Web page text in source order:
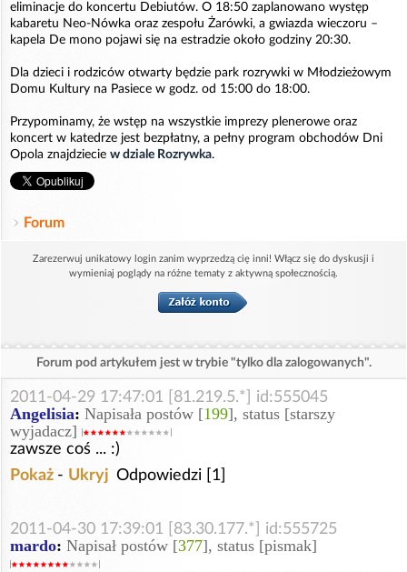
eliminacje do koncertu Debiutów. O 18:50 zaplanowano występ
kabaretu Neo-Nówka oraz zespołu Żarówki, a gwiazda wieczoru –
kapela De mono pojawi się na estradzie około godziny 20:30.
Dla dzieci i rodziców otwarty będzie park rozrywki w Młodzieżowym
Domu Kultury na Pasiece w godz. od 15:00 do 18:00.
Przypominamy, że wstęp na wszystkie imprezy plenerowe oraz
koncert w katedrze jest bezpłatny, a pełny program obchodów Dni
Opola znajdziecie w dziale Rozrywka.
Forum
Zarezerwuj unikatowy login zanim wyprzedzą cię inni! Włącz się do dyskusji i
wymieniaj poglądy na różne tematy z aktywną społecznością.
Forum pod artykułem jest w trybie "tylko dla zalogowanych".
2011-04-29 17:47:01 [81.219.5.*] id:555045
Angelisia: Napisała postów [199], status [starszy
wyjadacz]
zawsze coś ... :)
Pokaż - Ukryj Odpowiedzi [1]
2011-04-30 17:39:01 [83.30.177.*] id:555725
mardo: Napisał postów [377], status [pismak]